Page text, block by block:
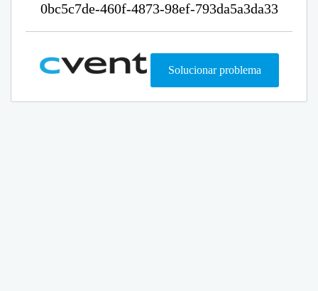
0bc5c7de-460f-4873-98ef-793da5a3da33
Solucionar problema